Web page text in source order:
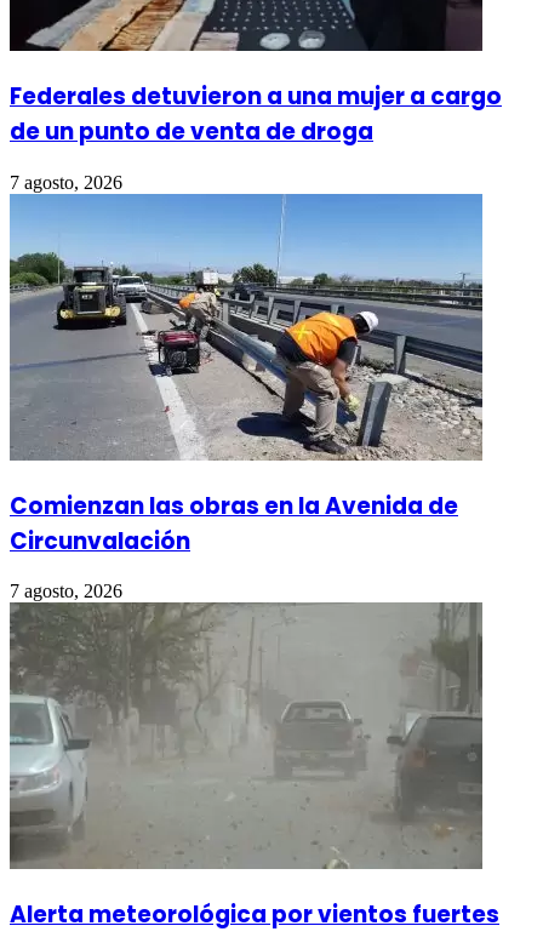
Federales detuvieron a una mujer a cargo
de un punto de venta de droga
7 agosto, 2026
Comienzan las obras en la Avenida de
Circunvalación
7 agosto, 2026
Alerta meteorológica por vientos fuertes